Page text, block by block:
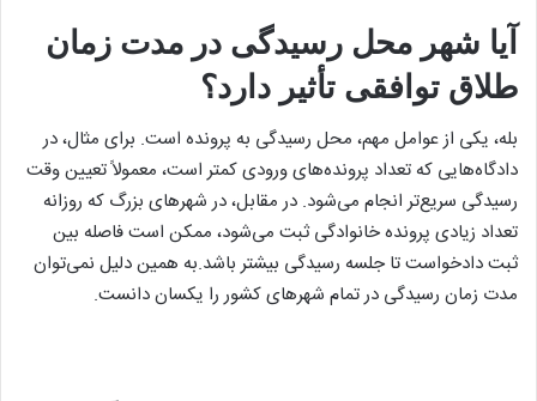
آیا شهر محل رسیدگی در مدت زمان
طلاق توافقی تأثیر دارد؟
بله، یکی از عوامل مهم، محل رسیدگی به پرونده است. برای مثال، در
دادگاه‌هایی که تعداد پرونده‌های ورودی کمتر است، معمولاً تعیین وقت
رسیدگی سریع‌تر انجام می‌شود. در مقابل، در شهرهای بزرگ که روزانه
تعداد زیادی پرونده خانوادگی ثبت می‌شود، ممکن است فاصله بین
ثبت دادخواست تا جلسه رسیدگی بیشتر باشد.به همین دلیل نمی‌توان
مدت زمان رسیدگی در تمام شهرهای کشور را یکسان دانست.